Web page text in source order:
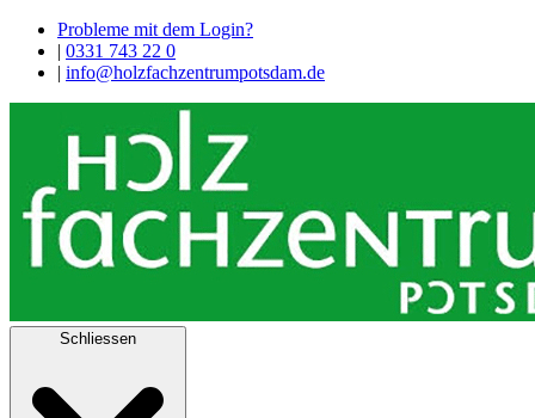
Probleme mit dem Login?
| 0331 743 22 0
| info@holzfachzentrumpotsdam.de
Schliessen